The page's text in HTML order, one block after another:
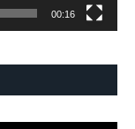
00:16